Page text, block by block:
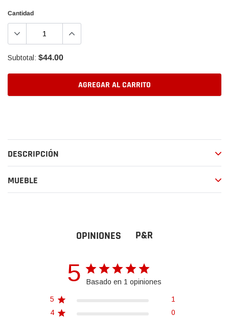
Cantidad
Subtotal: $44.00
AGREGAR AL CARRITO
a
tu
carrito
de
DESCRIPCIÓN
MUEBLE
OPINIONES P&R
5 Basado en 1 opiniones
5
1
4
0